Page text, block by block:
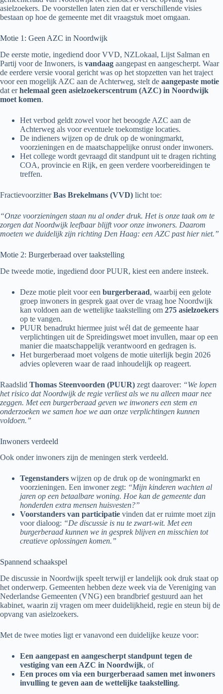
asielzoekers. De voorstellen laten zien dat er verschillende visies
bestaan op hoe de gemeente met dit vraagstuk moet omgaan.
Motie 1: Geen AZC in Noordwijk
De eerste motie, ingediend door VVD, NZLokaal, Lijst Salman en
Partij voor de Inwoners, is vandaag aangepast en aangescherpt. Waar
de eerdere versie vooral gericht was op het stopzetten van het traject
voor een mogelijk AZC aan de Achterweg, stelt de aangepaste motie
dat erhelemaal geen asielzoekerscentrum (AZC) in Noordwijk
moet komen.
Het verbod geldt zowel voor het beoogde AZC aan de
Achterweg als voor eventuele toekomstige locaties.
De indieners wijzen op de druk op de woningmarkt,
voorzieningen en de maatschappelijke onrust onder inwoners.
Het college wordt gevraagd dit standpunt uit te dragen richting
COA, provincie en Rijk, en geen verdere voorbereidingen te
treffen.
FractievoorzitterBas Brekelmans (VVD) licht toe:
“Onze voorzieningen staan nu al onder druk. Het is onze taak om te
zorgen dat Noordwijk leefbaar blijft voor onze inwoners. Daarom
moeten we duidelijk zijn richting Den Haag: een AZC past hier niet.”
Motie 2: Burgerberaad over taakstelling
De tweede motie, ingediend door PUUR, kiest een andere insteek.
Deze motie pleit voor een burgerberaad, waarbij een gelote
groep inwoners in gesprek gaat over de vraag hoe Noordwijk
kan voldoen aan de wettelijke taakstelling om 275 asielzoekers
op te vangen.
PUUR benadrukt hiermee juist wél dat de gemeente haar
verplichtingen uit de Spreidingswet moet invullen, maar op een
manier die maatschappelijk verantwoord en gedragen is.
Het burgerberaad moet volgens de motie uiterlijk begin 2026
advies opleveren waar de raad inhoudelijk op reageert.
Raadslid Thomas Steenvoorden (PUUR) zegt daarover: “We lopen
het risico dat Noordwijk de regie verliest als we nu alleen maar nee
zeggen. Met een burgerberaad geven we inwoners een stem en
onderzoeken we samen hoe we aan onze verplichtingen kunnen
voldoen.”
Inwoners verdeeld
Ook onder inwoners zijn de meningen sterk verdeeld.
Tegenstanders wijzen op de druk op de woningmarkt en
voorzieningen. Een inwoner zegt: “Mijn kinderen wachten al
jaren op een betaalbare woning. Hoe kan de gemeente dan
honderden extra mensen huisvesten?”
Voorstanders van participatie vinden dat er ruimte moet zijn
voor dialoog: “De discussie is nu te zwart-wit. Met een
burgerberaad kunnen we in gesprek blijven en misschien tot
creatieve oplossingen komen.”
Spannend schaakspel
De discussie in Noordwijk speelt terwijl er landelijk ook druk staat op
het onderwerp. Gemeenten hebben deze week via de Vereniging van
Nederlandse Gemeenten (VNG) een brandbrief gestuurd aan het
kabinet, waarin zij vragen om meer duidelijkheid, regie en steun bij de
opvang van asielzoekers.
Met de twee moties ligt er vanavond een duidelijke keuze voor:
Een aangepast en aangescherpt standpunt tegen de
vestiging van een AZC in Noordwijk, of
Een proces om via een burgerberaad samen met inwoners
invulling te geven aan de wettelijke taakstelling.